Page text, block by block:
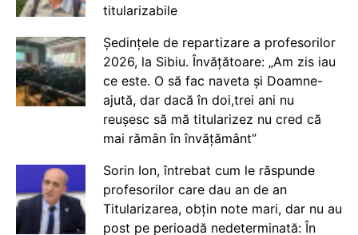
titularizabile
Ședințele de repartizare a profesorilor
2026, la Sibiu. Învățătoare: „Am zis iau
ce este. O să fac naveta și Doamne-
ajută, dar dacă în doi,trei ani nu
reușesc să mă titularizez nu cred că
mai rămân în învățământ”
Sorin Ion, întrebat cum le răspunde
profesorilor care dau an de an
Titularizarea, obțin note mari, dar nu au
post pe perioadă nedeterminată: În